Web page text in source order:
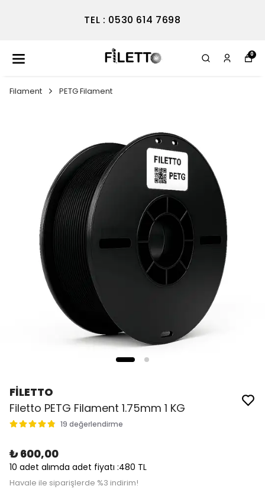
TEL : 0530 614 7698
0
Filament PETG Filament
FİLETTO
Filetto PETG Filament 1.75mm 1 KG
19 değerlendirme
₺ 600,00
10 adet alımda adet fiyatı :480 TL
Havale ile siparişlerde %3 indirim!